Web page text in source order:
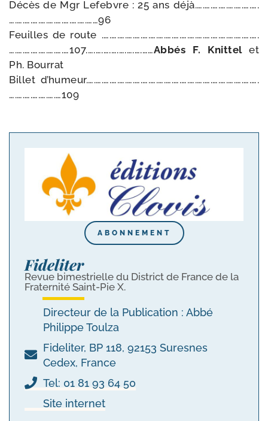
Décès de Mgr Lefebvre : 25 ans déjà.….….….….….….….….
….….….….….….….….….….……96
Feuilles de route .….….….….….….….….….….….….….….….….….….….….
….….….….….….….…107.….….….….….….….……Abbés F. Knittelet
Ph. Bourrat
Billet d’humeur.….….….….….….….….….….….….….….….….….….….….….….
….….….….….….…109
ABONNEMENT
Fideliter
Revue bimestrielle du District de France de la
Fraternité Saint-Pie X.
Directeur de la Publication : Abbé
Philippe Toulza
Fideliter, BP 118, 92153 Suresnes
Cedex, France
Tel: 01 81 93 64 50
Site internet